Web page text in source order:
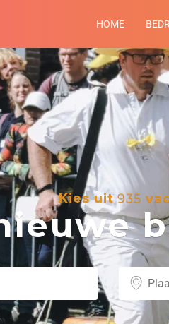
HOME
Kies uit935